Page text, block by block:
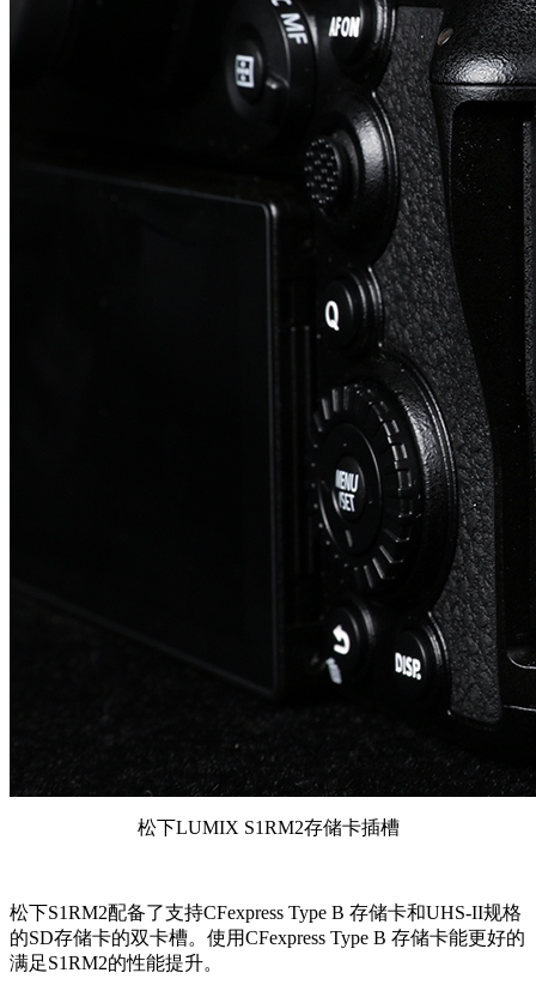
松下LUMIX S1RM2存储卡插槽
松下S1RM2配备了支持CFexpress Type B 存储卡和UHS-II规格
的SD存储卡的双卡槽。使用CFexpress Type B 存储卡能更好的
满足S1RM2的性能提升。